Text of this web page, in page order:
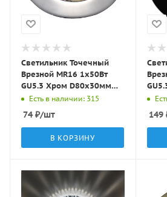
Светильник Точечный
Врезной MR16 1х50Вт
GU5.3 Хром D80х30мм
IP20 ST3 LBT
Есть в наличии: 315
74₽/шт
В КОРЗИНУ
GU5.3 Черный
IP20
149